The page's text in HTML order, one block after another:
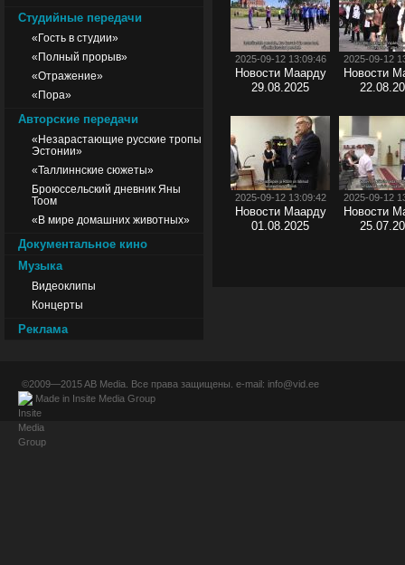
Студийные передачи
«Гость в студии»
«Полный прорыв»
«Отражение»
«Пора»
Авторские передачи
«Незарастающие русские тропы
Эстонии»
«Таллиннские сюжеты»
Броюссельский дневник Яны
Тоом
«В мире домашних животных»
Документальное кино
Музыка
Видеоклипы
Концерты
Реклама
2025-09-12 13:09:46
Новости Маарду
29.08.2025
2025-09-12
Новости
2025-09-12 13:09:42
Новости Маарду
01.08.2025
2025-09-12
Новости
©2009—2015AB Media . Все права защищены. e-mail: info@vid.ee
Made in Insite Media Group